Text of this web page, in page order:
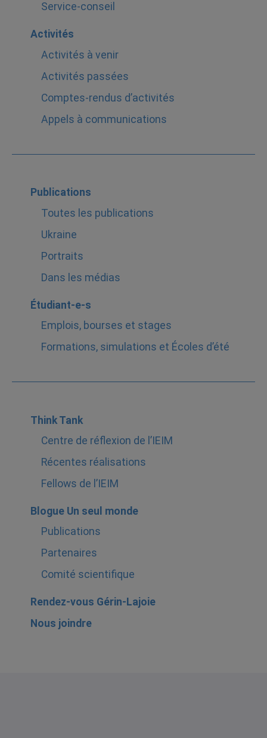
Service-conseil
Activités
Activités à venir
Activités passées
Comptes-rendus d’activités
Appels à communications
Publications
Toutes les publications
Ukraine
Portraits
Dans les médias
Étudiant-e-s
Emplois, bourses et stages
Formations, simulations et Écoles d’été
Think Tank
Centre de réflexion de l’IEIM
Récentes réalisations
Fellows de l’IEIM
Blogue Un seul monde
Publications
Partenaires
Comité scientifique
Rendez-vous Gérin-Lajoie
Nous joindre